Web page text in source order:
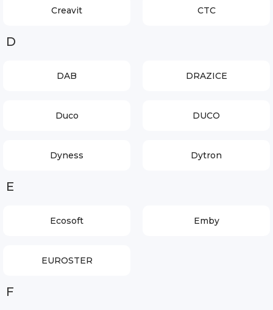
Creavit CTC
D
DAB DRAZICE
Duco DUCO
Dyness Dytron
E
Ecosoft Emby
EUROSTER
F